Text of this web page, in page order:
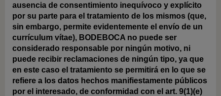
ausencia de consentimiento inequívoco y explícito
por su parte para el tratamiento de los mismos (que,
sin embargo, permite evidentemente el envío de un
currículum vítae), BODEBOCA no puede ser
considerado responsable por ningún motivo, ni
puede recibir reclamaciones de ningún tipo, ya que
en este caso el tratamiento se permitirá en lo que se
refiere a los datos hechos manifiestamente públicos
por el interesado, de conformidad con el art. 9(1)(e)